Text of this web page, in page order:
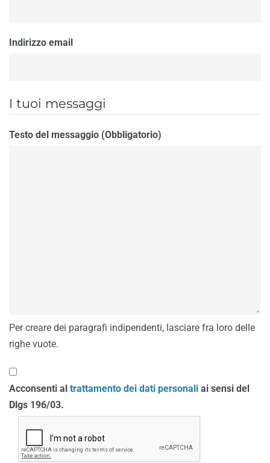
Indirizzo email
I tuoi messaggi
Testo del messaggio (Obbligatorio)
Per creare dei paragrafi indipendenti, lasciare fra loro delle
righe vuote.
Acconsenti al trattamento dei dati personali ai sensi del
Dlgs 196/03.